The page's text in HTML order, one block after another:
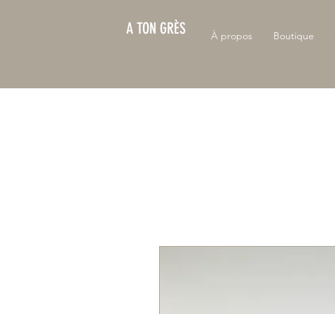
A TON GRÈS À propos Boutique